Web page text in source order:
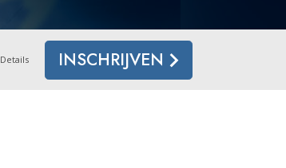
Ethiek en de Condities
De Oorzaak van Onderdrukking
Details INSCHRIJVEN